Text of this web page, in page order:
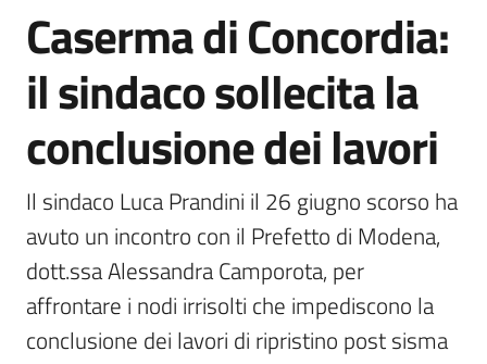
Novità
Menu selezionato
Servizi
Vivere
Concordia
Periodico
Concordia
Comune
Salta al contenuto
Caserma di Concordia:
il sindaco sollecita la
conclusione dei lavori
Il sindaco Luca Prandini il 26 giugno scorso ha
avuto un incontro con il Prefetto di Modena,
dott.ssa Alessandra Camporota, per
affrontare i nodi irrisolti che impediscono la
conclusione dei lavori di ripristino post sisma